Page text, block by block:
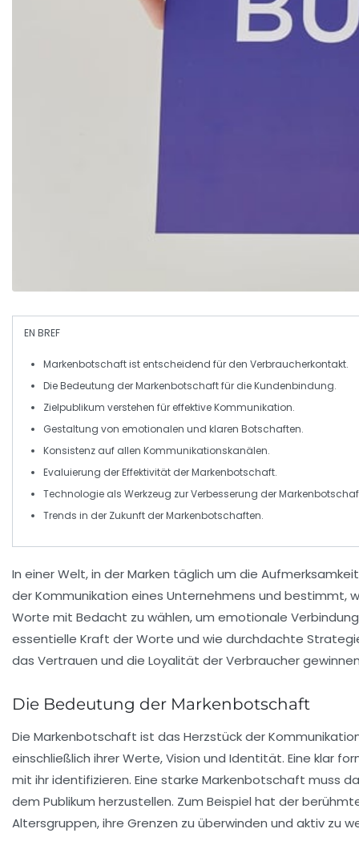
EN BREF
Markenbotschaftist entscheidend für den Verbraucherkontakt.
DieBedeutung der Markenbotschaft für dieKundenbindung.
Zielpublikum verstehen für effektive Kommunikation.
Gestaltung von emotionalen und klaren Botschaften.
Konsistenz auf allen Kommunikationskanälen.
Evaluierung derEffektivität der Markenbotschaft.
Technologie als Werkzeug zurVerbesserung der
Trends in der Zukunft der Markenbotschaften.
In einer Welt, in der Marken täglich um die
der Kommunikation eines Unternehmens und bestimmt,
Worte mit Bedacht zu wählen, um emotionale
essentielle Kraft der Worte und wie durchdachte
das Vertrauen und die Loyalität der Verbraucher
Die Bedeutung der Markenbotschaft
Die Markenbotschaft ist das Herzstück der
einschließlich ihrerWerte,Vision und Identität. Eine klar
mit ihr identifizieren. Eine starke Markenbotschaft muss
dem Publikum herzustellen. Zum Beispiel hat der
Altersgruppen, ihre Grenzen zu überwinden und aktiv zu